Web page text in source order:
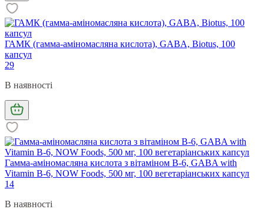
ГАМК (гамма-аміномасляна кислота), GABA, Biotus, 100
капсул
29
В наявності
Гамма-аміномасляна кислота з вітаміном В-6, GABA with
Vitamin B-6, NOW Foods, 500 мг, 100 вегетаріанських капсул
14
В наявності